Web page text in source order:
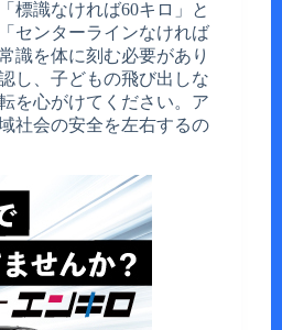
標識なければ60キロ」と
センターラインなければ
識を体に刻む必要があり
し、子どもの飛び出しな
を心がけてください。ア
社会の安全を左右するの